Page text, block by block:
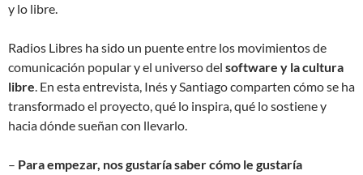
y lo libre.
Radios Libres ha sido un puente entre los movimientos de
comunicación popular y el universo del software y la cultura
libre. En esta entrevista, Inés y Santiago comparten cómo se ha
transformado el proyecto, qué lo inspira, qué lo sostiene y
hacia dónde sueñan con llevarlo.
– Para empezar, nos gustaría saber cómo le gustaría